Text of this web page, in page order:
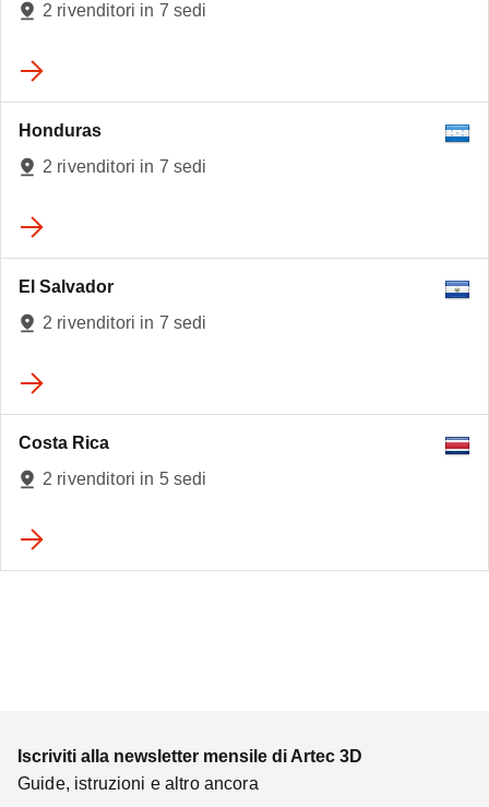
2 rivenditori in 7 sedi
Honduras
2 rivenditori in 7 sedi
El Salvador
2 rivenditori in 7 sedi
Costa Rica
2 rivenditori in 5 sedi
Iscriviti alla newsletter mensile di Artec 3D
Guide, istruzioni e altro ancora